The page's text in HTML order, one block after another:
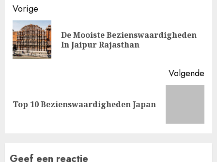
Doorgaan
met
lezen
Vorige
De Mooiste Bezienswaardigheden
In Jaipur Rajasthan
Volgende
Volgende
Top 10 Bezienswaardigheden Japan
Geef een reactie